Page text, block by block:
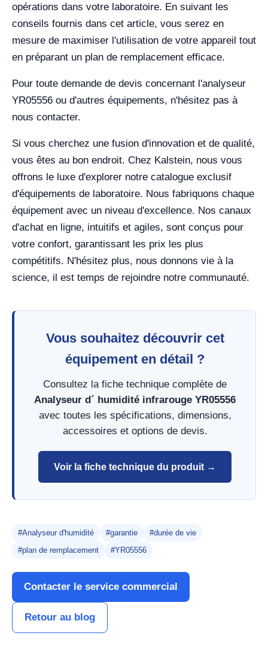
opérations dans votre laboratoire. En suivant les
conseils fournis dans cet article, vous serez en
mesure de maximiser l'utilisation de votre appareil tout
en préparant un plan de remplacement efficace.
Pour toute demande de devis concernant l'analyseur
YR05556 ou d'autres équipements, n'hésitez pas à
nous contacter.
Si vous cherchez une fusion d'innovation et de qualité,
vous êtes au bon endroit. Chez Kalstein, nous vous
offrons le luxe d'explorer notre catalogue exclusif
d'équipements de laboratoire. Nous fabriquons chaque
équipement avec un niveau d'excellence. Nos canaux
d'achat en ligne, intuitifs et agiles, sont conçus pour
votre confort, garantissant les prix les plus
compétitifs. N'hésitez plus, nous donnons vie à la
science, il est temps de rejoindre notre communauté.
Vous souhaitez découvrir cet
équipement en détail ?
Consultez la fiche technique complète de
Analyseur d´ humidité infrarouge YR05556
avec toutes les spécifications, dimensions,
accessoires et options de devis.
Voir la fiche technique du produit →
#Analyseur d'humidité #garantie
#durée de vie
#plan de remplacement
#YR05556
Contacter le service commercial
Retour au blog